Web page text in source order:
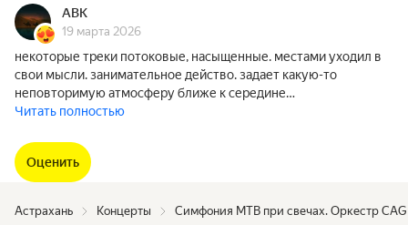
ABK
19 марта 2026
некоторые треки потоковые, насыщенные. местами уходил в
свои мысли. занимательное действо. задает какую-то
неповторимую атмосферу ближе к середине…
Читать полностью
Оценить
Астрахань Концерты Симфония МТВ при свечах. Оркестр